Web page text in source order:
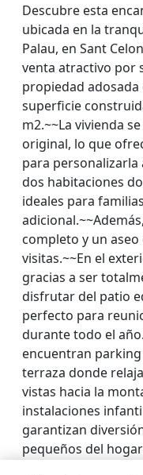
Descubre esta
ubicada en la
Palau, en Sant
venta atractivo por
propiedad
superficie
m2.~~La vivienda
original, lo que
para personalizarla
dos habitaciones
ideales para
completo y un
visitas.~~En el
gracias a ser
disfrutar del patio
perfecto para
durante todo el
encuentran
terraza donde
vistas hacia la
instalaciones
garantizan
pequeños del